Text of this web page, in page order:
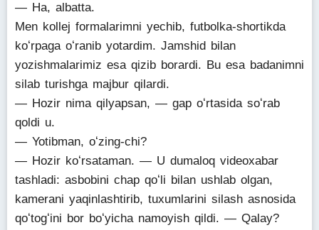
— Ha, albatta.
Men kollej formalarimni yechib, futbolka-shortikda
koʻrpaga oʻranib yotardim. Jamshid bilan
yozishmalarimiz esa qizib borardi. Bu esa badanimni
silab turishga majbur qilardi.
— Hozir nima qilyapsan, — gap oʻrtasida soʻrab
qoldi u.
— Yotibman, oʻzing-chi?
— Hozir koʻrsataman. — U dumaloq videoxabar
tashladi: asbobini chap qoʻli bilan ushlab olgan,
kamerani yaqinlashtirib, tuxumlarini silash asnosida
qoʻtogʻini bor boʻyicha namoyish qildi. — Qalay?